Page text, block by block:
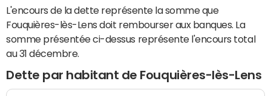
L'encours de la dette représente la somme que
Fouquières-lès-Lens doit rembourser aux banques. La
somme présentée ci-dessus représente l'encours total
au 31 décembre.
Dette par habitant de Fouquières-lès-Lens